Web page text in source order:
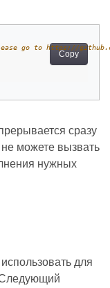
Copy
go to https://
сразу
можете вызвать
нужных
для